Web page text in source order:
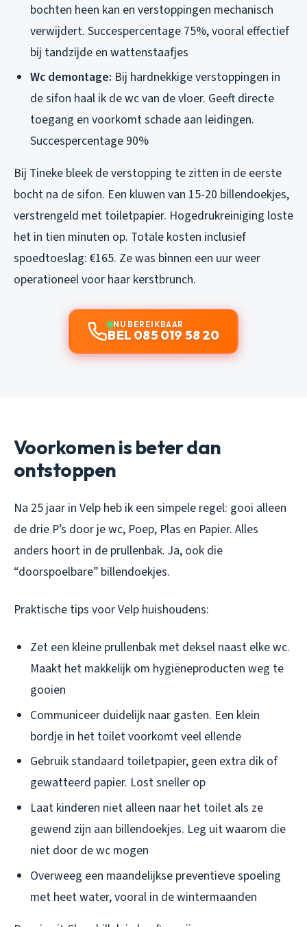
bochten heen kan en verstoppingen mechanisch
verwijdert. Succespercentage 75%, vooral effectief
bij tandzijde en wattenstaafjes
Wc demontage: Bij hardnekkige verstoppingen in
de sifon haal ik de wc van de vloer. Geeft directe
toegang en voorkomt schade aan leidingen.
Succespercentage 90%
Bij Tineke bleek de verstopping te zitten in de eerste
bocht na de sifon. Een kluwen van 15-20 billendoekjes,
verstrengeld met toiletpapier. Hogedrukreiniging loste
het in tien minuten op. Totale kosten inclusief
spoedtoeslag: €165. Ze was binnen een uur weer
operationeel voor haar kerstbrunch.
NU BEREIKBAAR
BEL 085 019 58 20
Voorkomen is beter dan
ontstoppen
Na 25 jaar in Velp heb ik een simpele regel: gooi alleen
de drie P’s door je wc, Poep, Plas en Papier. Alles
anders hoort in de prullenbak. Ja, ook die
“doorspoelbare” billendoekjes.
Praktische tips voor Velp huishoudens:
Zet een kleine prullenbak met deksel naast elke wc.
Maakt het makkelijk om hygiëneproducten weg te
gooien
Communiceer duidelijk naar gasten. Een klein
bordje in het toilet voorkomt veel ellende
Gebruik standaard toiletpapier, geen extra dik of
gewatteerd papier. Lost sneller op
Laat kinderen niet alleen naar het toilet als ze
gewend zijn aan billendoekjes. Leg uit waarom die
niet door de wc mogen
Overweeg een maandelijkse preventieve spoeling
met heet water, vooral in de wintermaanden